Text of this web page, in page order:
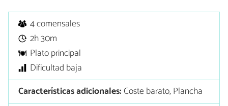
4 comensales
2h 30m
Plato principal
Dificultad baja
Características adicionales:Coste barato, Plancha